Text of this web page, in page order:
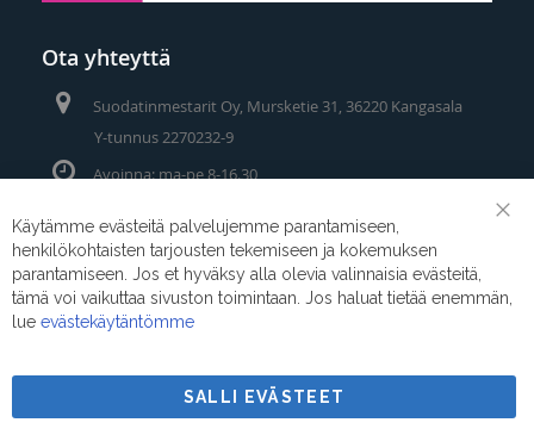
Ota yhteyttä
Suodatinmestarit Oy, Mursketie 31, 36220 Kangasala
Y-tunnus 2270232-9
Avoinna: ma-pe 8-16.30
Puhelin/Whatsapp:
Sähköposti:myynti@suodatinmestarit.fi
Käytämme evästeitä palvelujemme parantamiseen,
henkilökohtaisten tarjousten tekemiseen ja kokemuksen
parantamiseen. Jos et hyväksy alla olevia valinnaisia evästeitä,
tämä voi vaikuttaa sivuston toimintaan. Jos haluat tietää enemmän,
lue evästekäytäntömme
SALLI EVÄSTEET